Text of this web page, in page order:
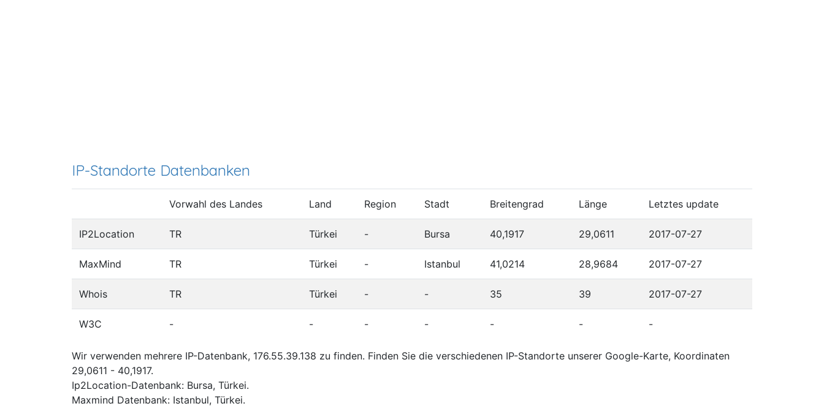
IP-Standorte Datenbanken
Vorwahl des Landes Land Region Stadt Breitengrad Länge Letztes update
IP2Location TR Türkei - Bursa 40,1917 29,0611 2017-07-27
MaxMind TR Türkei - Istanbul 41,0214 28,9684 2017-07-27
Whois TR Türkei - - 35 39 2017-07-27
W3C - - - - - - -
Wir verwenden mehrere IP-Datenbank, 176.55.39.138 zu finden. Finden Sie die verschiedenen IP-Standorte unserer Google-Karte, Koordinaten
29,0611 - 40,1917.
Ip2Location-Datenbank: Bursa, Türkei.
Maxmind Datenbank: Istanbul, Türkei.